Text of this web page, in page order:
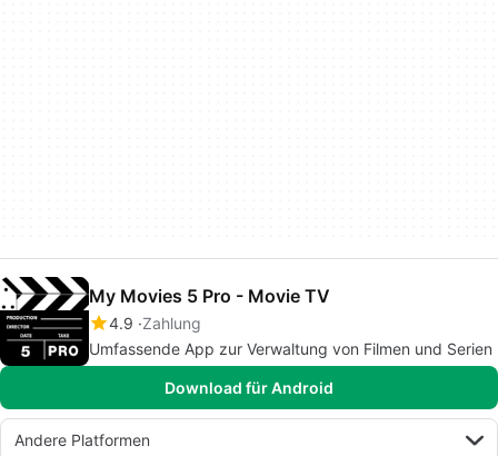
My Movies 5 Pro - Movie TV
4.9 Zahlung
Umfassende App zur Verwaltung von Filmen und Serien
Download für Android
Andere Platformen